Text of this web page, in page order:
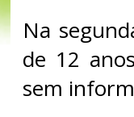
Na
de 12
sem